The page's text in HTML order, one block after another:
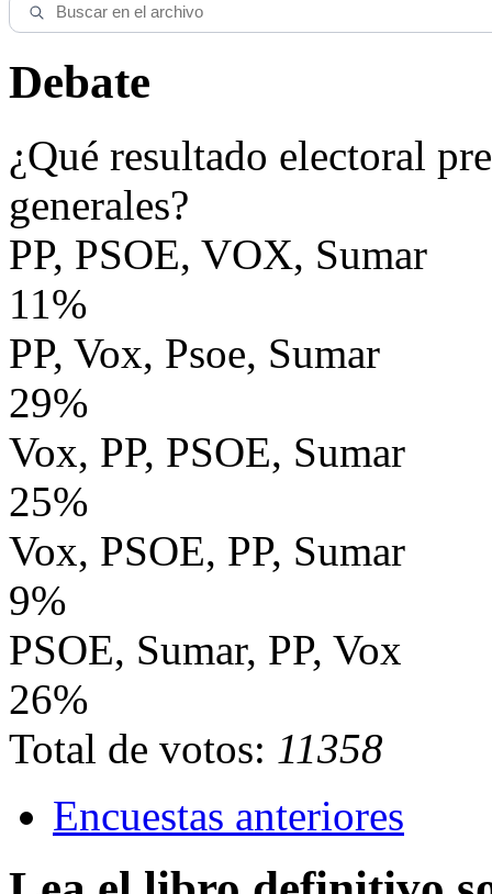
Debate
¿Qué resultado electoral
generales?
PP, PSOE, VOX, Sumar
11%
PP, Vox, Psoe, Sumar
29%
Vox, PP, PSOE, Sumar
25%
Vox, PSOE, PP, Sumar
9%
PSOE, Sumar, PP, Vox
26%
Total de votos: 11358
Encuestas anteriores